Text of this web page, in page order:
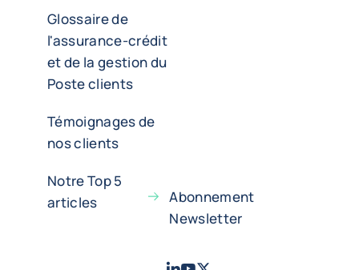
Glossaire de
l'assurance-crédit
et de la gestion du
Poste clients
Témoignages de
nos clients
Notre Top 5
articles
Abonnement
Newsletter
LinkedIn
Youtube
X - Twitter